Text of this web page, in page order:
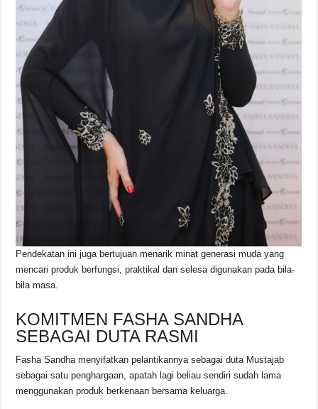
Pendekatan ini juga bertujuan menarik minat generasi muda yang
mencari produk berfungsi, praktikal dan selesa digunakan pada bila-
bila masa.
KOMITMEN FASHA SANDHA
SEBAGAI DUTA RASMI
Fasha Sandha menyifatkan pelantikannya sebagai duta Mustajab
sebagai satu penghargaan, apatah lagi beliau sendiri sudah lama
menggunakan produk berkenaan bersama keluarga.